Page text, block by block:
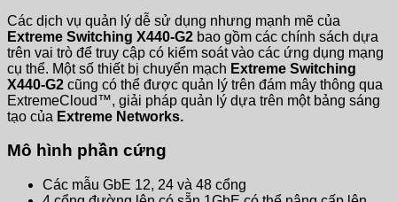
Các dịch vụ quản lý dễ sử dụng nhưng mạnh mẽ của
Extreme Switching X440-G2 bao gồm các chính sách dựa
trên vai trò để truy cập có kiểm soát vào các ứng dụng mạng
cụ thể. Một số thiết bị chuyển mạch Extreme Switching
X440-G2 cũng có thể được quản lý trên đám mây thông qua
ExtremeCloud™, giải pháp quản lý dựa trên một bảng sáng
tạo của Extreme Networks.
Mô hình phần cứng
Các mẫu GbE 12, 24 và 48 cổng